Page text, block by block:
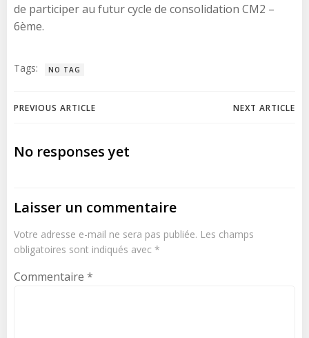
de participer au futur cycle de consolidation CM2 –
6ème.
Tags: NO TAG
Post
navigation
PREVIOUS ARTICLE NEXT ARTICLE
No responses yet
Laisser un commentaire
Votre adresse e-mail ne sera pas publiée. Les champs
obligatoires sont indiqués avec *
Commentaire *